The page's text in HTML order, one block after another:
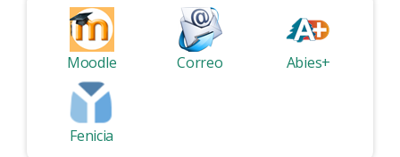
Moodle Correo Abies+
Fenicia